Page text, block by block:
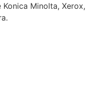
Minolta, Xerox,